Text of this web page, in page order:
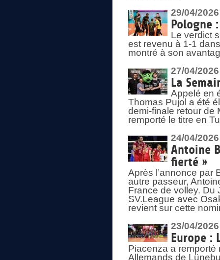
29/04/2026
Pologne
Le verdict
est revenu à 1-1
montré à son
27/04/2026
La
Appelé en
Thomas Pujol a été
demi-finale retour de
remporté le titre en
24/04/2026
Antoine
fierté »
Après l’annonce par
autre passeur,
France de volley. Du
SV.League avec
revient sur cette
23/04/2026
Europe :
Piacenza a remporté
Allemands de